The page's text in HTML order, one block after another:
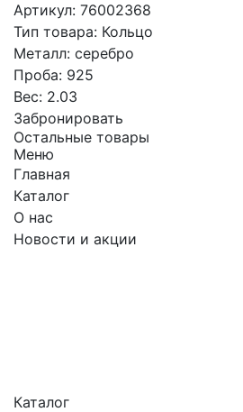
Артикул: 76002368
Тип товара: Кольцо
Металл: серебро
Проба: 925
Вес: 2.03
Забронировать
Остальные товары
Меню
Главная
Каталог
О нас
Новости и акции
Каталог